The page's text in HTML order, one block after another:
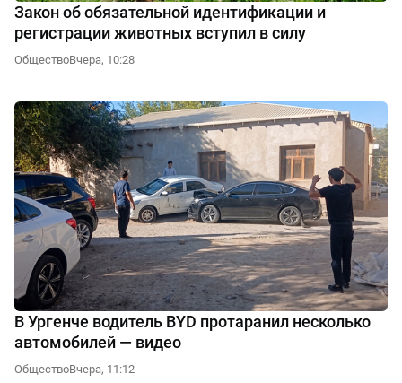
Закон об обязательной идентификации и
регистрации животных вступил в силу
ОбществоВчера, 10:28
В Ургенче водитель BYD протаранил несколько
автомобилей — видео
ОбществоВчера, 11:12